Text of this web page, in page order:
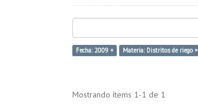
Fecha: 2009 × Materia: Distritos de riego ×
Mostrando ítems 1-1 de 1